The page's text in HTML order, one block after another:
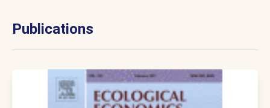
Publications